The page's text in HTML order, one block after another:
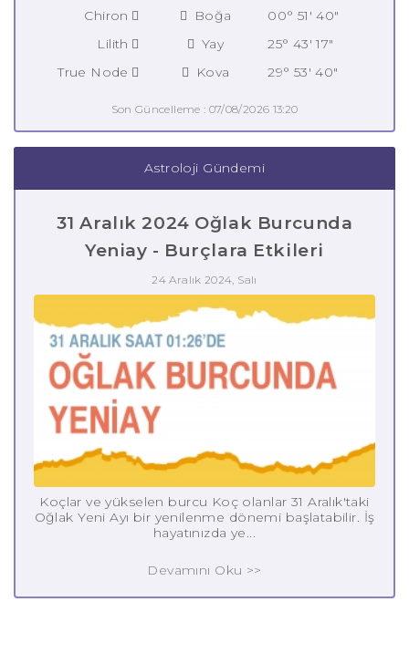
Chiron
Boğa
00° 51' 40"
Lilith
Yay
25° 43' 17"
True Node
Kova 29° 53' 40"
Son Güncelleme : 07/08/2026 13:20
Astroloji Gündemi
31 Aralık 2024 Oğlak Burcunda
Yeniay - Burçlara Etkileri
24 Aralık 2024, Salı
Koçlar ve yükselen burcu Koç olanlar 31 Aralık'taki
Oğlak Yeni Ayı bir yenilenme dönemi başlatabilir. İş
hayatınızda ye...
Devamını Oku >>